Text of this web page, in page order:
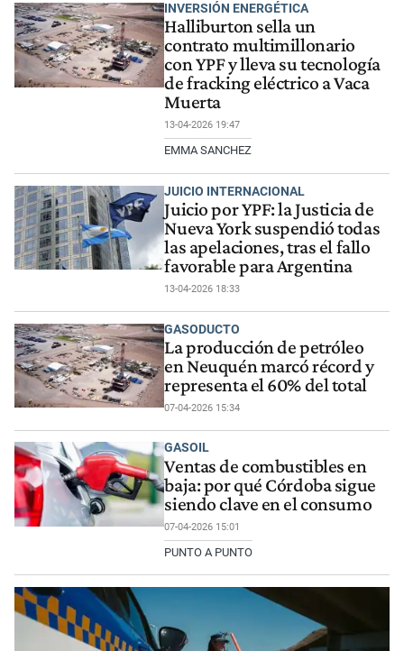
INVERSIÓN ENERGÉTICA
Halliburton sella un
contrato multimillonario
con YPF y lleva su tecnología
de fracking eléctrico a Vaca
Muerta
13-04-2026 19:47
EMMA SANCHEZ
JUICIO INTERNACIONAL
Juicio por YPF: la Justicia de
Nueva York suspendió todas
las apelaciones, tras el fallo
favorable para Argentina
13-04-2026 18:33
GASODUCTO
La producción de petróleo
en Neuquén marcó récord y
representa el 60% del total
07-04-2026 15:34
GASOIL
Ventas de combustibles en
baja: por qué Córdoba sigue
siendo clave en el consumo
07-04-2026 15:01
PUNTO A PUNTO